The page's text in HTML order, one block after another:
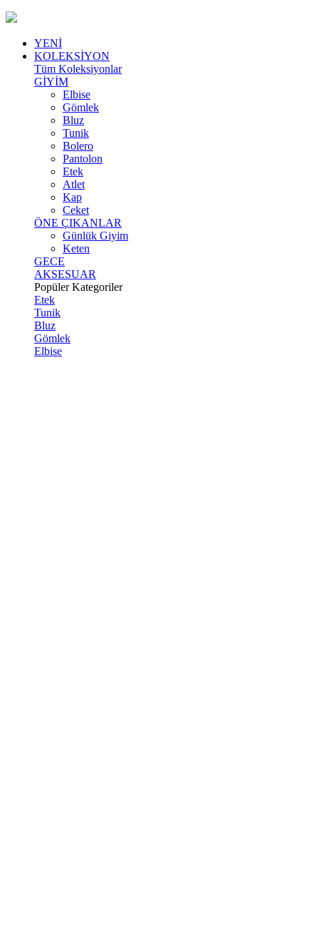
YENİ
KOLEKSİYON
Tüm Koleksiyonlar
GİYİM
Elbise
Gömlek
Bluz
Tunik
Bolero
Pantolon
Etek
Atlet
Kap
Ceket
ÖNE ÇIKANLAR
Günlük Giyim
Keten
GECE
AKSESUAR
Popüler Kategoriler
Etek
Tunik
Bluz
Gömlek
Elbise